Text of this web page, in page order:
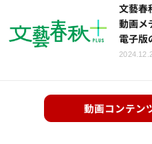
文藝春
動画メ
電子版
動画コンテン